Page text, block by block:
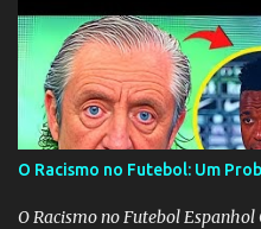
O Racismo no Futebol: Um
O Racismo no Futebol